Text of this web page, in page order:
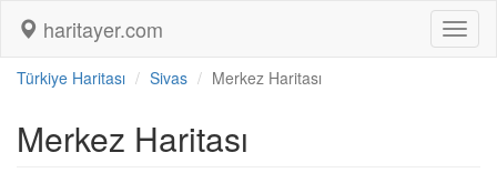
haritayer.com
Türkiye Haritası Sivas Merkez Haritası
Merkez Haritası